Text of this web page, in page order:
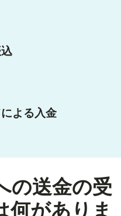
よる入金
の送金の受
何がありま